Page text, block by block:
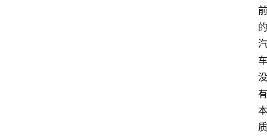
前
的
汽
车
没
有
本
质